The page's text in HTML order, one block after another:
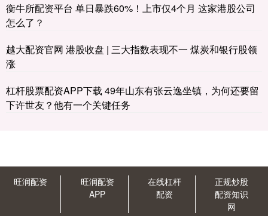
衡牛所配资平台 单日暴跌60%！上市仅4个月 这家港股公司
怎么了？
越大配资官网 港股收盘 | 三大指数表现不一 煤炭和银行股领
涨
杠杆股票配资APP下载 49年山东有张云逸坐镇，为何还要留
下许世友？他有一个关键任务
旺润配资
旺润配资
APP
在线杠杆
配资
正规炒股
配资知识
网